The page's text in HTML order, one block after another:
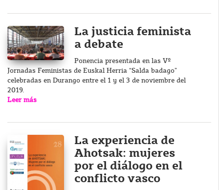
La justicia feminista
a debate
Ponencia presentada en las Vº
Jornadas Feministas de Euskal Herria “Salda badago”
celebradas en Durango entre el 1 y el 3 de noviembre del
2019.
Leer más
La experiencia de
Ahotsak: mujeres
por el diálogo en el
conflicto vasco